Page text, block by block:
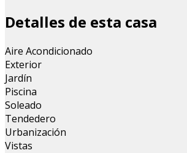
Detalles de esta casa
Aire Acondicionado
Exterior
Jardín
Piscina
Soleado
Tendedero
Urbanización
Vistas